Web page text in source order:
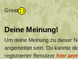
Great
Deine Meinung!
Um deine Meinung zu dieser
angemeldet sein. Du kannst
registrierter Benutzerhier